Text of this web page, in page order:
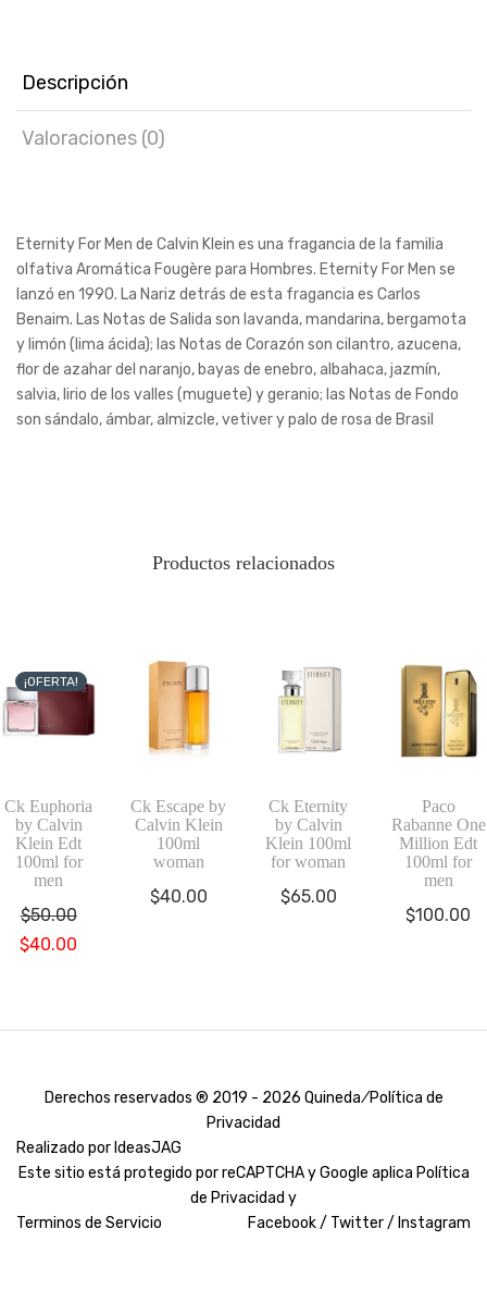
Descripción
Valoraciones (0)
Eternity For Men de Calvin Klein es una fragancia de la familia
olfativa Aromática Fougère para Hombres. Eternity For Men se
lanzó en 1990. La Nariz detrás de esta fragancia es Carlos
Benaim. Las Notas de Salida son lavanda, mandarina, bergamota
y limón (lima ácida); las Notas de Corazón son cilantro, azucena,
flor de azahar del naranjo, bayas de enebro, albahaca, jazmín,
salvia, lirio de los valles (muguete) y geranio; las Notas de Fondo
son sándalo, ámbar, almizcle, vetiver y palo de rosa de Brasil
Productos relacionados
¡OFERTA!
Ck Euphoria
by Calvin
Klein Edt
100ml for
men
$50.00
El
era:
$40.00
es:
Ck Escape by
Calvin Klein
100ml
woman
$40.00
Ck Eternity
by Calvin
Klein 100ml
for woman
$65.00
Paco
Rabanne One
Million Edt
100ml for
men
$100.00
Derechos reservados ® 2019 - 2026 Quineda ⁄Política de
Privacidad
Realizado por IdeasJAG
Este sitio está protegido por reCAPTCHA y Google aplica Política
de Privacidad y
Terminos de Servicio
Facebook / Twitter / Instagram